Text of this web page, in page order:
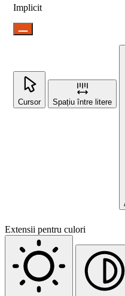
Implicit
Cursor Spațiu între litere
Extensii pentru culori